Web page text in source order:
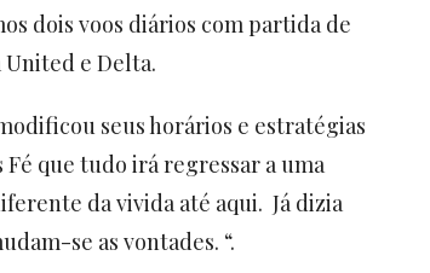
dois voos diários com partida de
United e Delta.
seus horários e estratégias
Fé que tudo irá regressar a uma
da vivida até aqui. Já dizia
se as vontades. “.